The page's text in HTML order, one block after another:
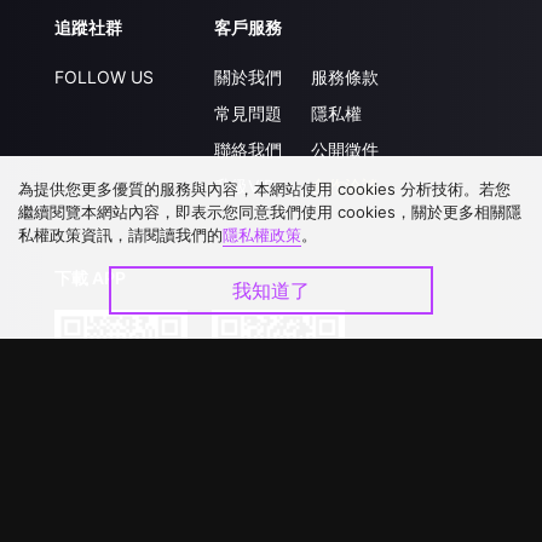
追蹤社群
FOLLOW US
客戶服務
關於我們
常見問題
聯絡我們
升級VIP
服務條款
隱私權
公開徵件
合作洽談
為提供您更多優質的服務與內容，本網站使用 cookies 分析技術。若您
繼續閱覽本網站內容，即表示您同意我們使用 cookies，關於更多相關隱
私權政策資訊，請閱讀我們的隱私權政策。
我知道了